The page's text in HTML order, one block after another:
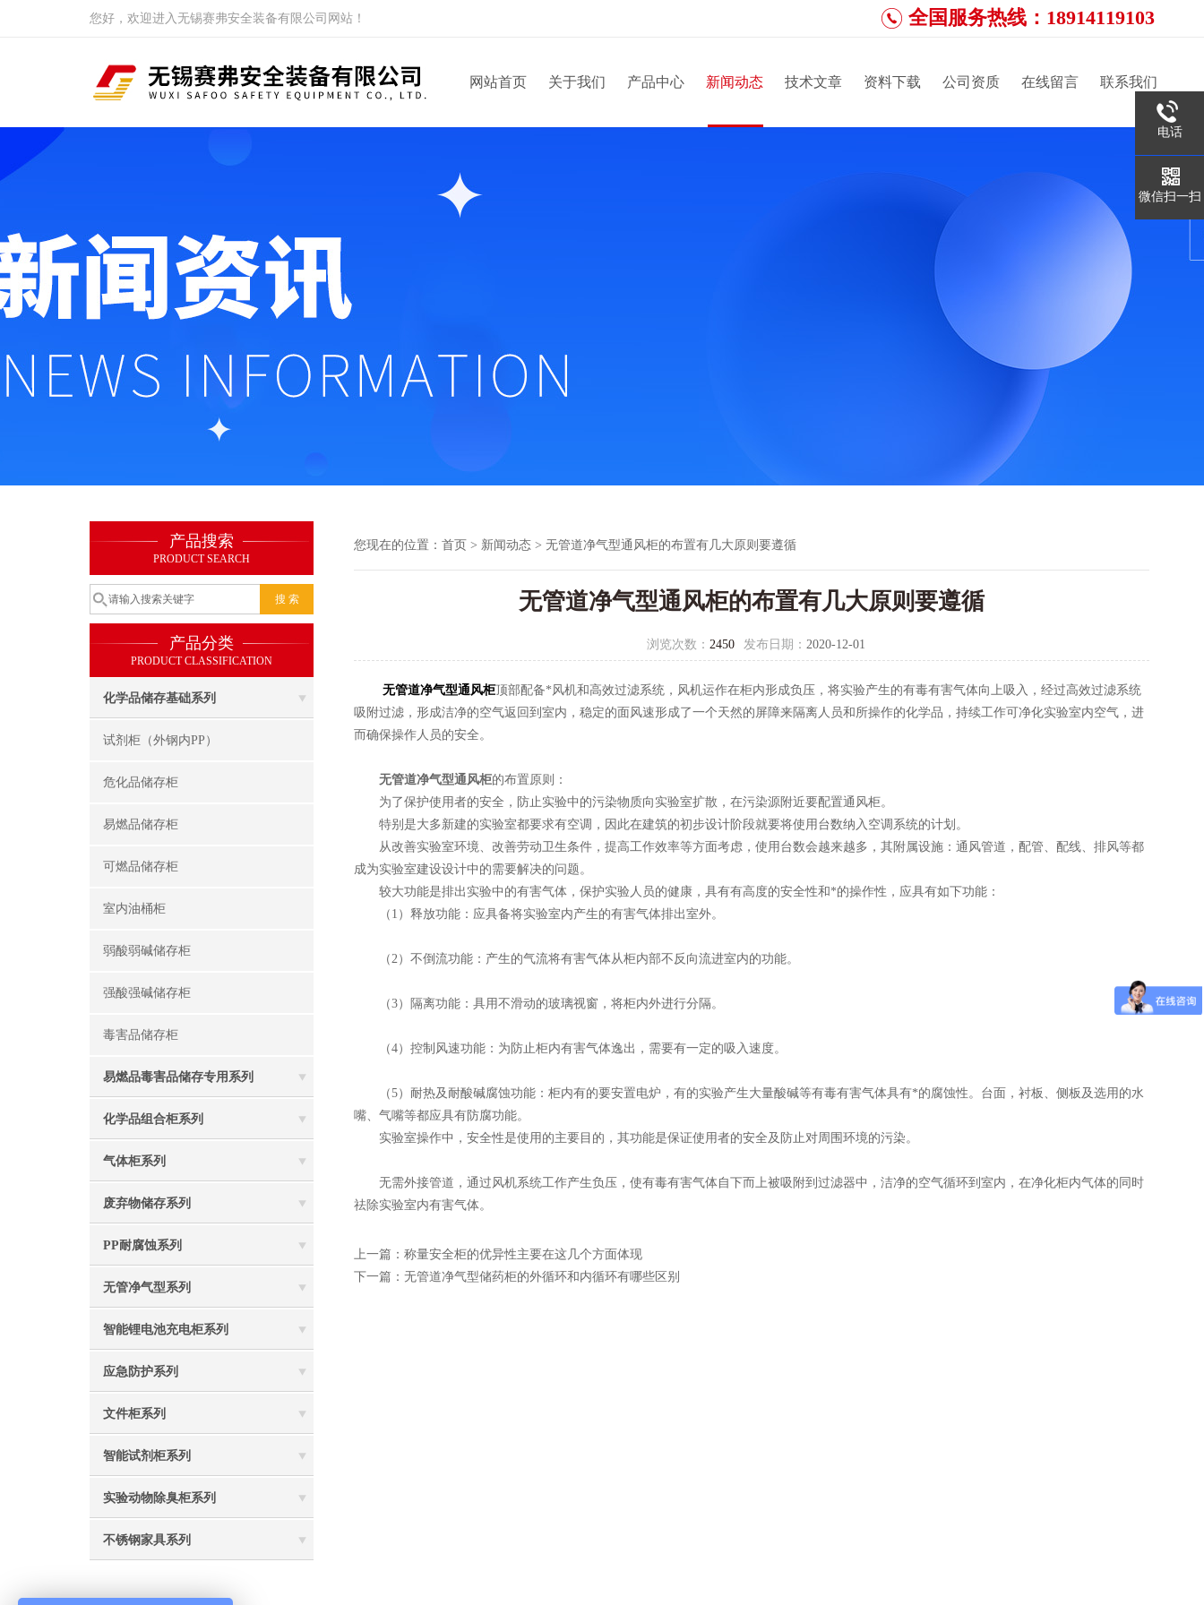
您好，欢迎进入无锡赛弗安全装备有限公司网站！ 全国服务热线：18914119103
网站首页 关于我们 产品中心 新闻动态 技术文章 资料下载 公司资质 在线留言 联系我们
产品搜索
PRODUCT SEARCH
产品分类
PRODUCT CLASSIFICATION
化学品储存基础系列
试剂柜（外钢内PP）
危化品储存柜
易燃品储存柜
可燃品储存柜
室内油桶柜
弱酸弱碱储存柜
强酸强碱储存柜
毒害品储存柜
易燃品毒害品储存专用系列
化学品组合柜系列
气体柜系列
废弃物储存系列
PP耐腐蚀系列
无管净气型系列
智能锂电池充电柜系列
应急防护系列
文件柜系列
智能试剂柜系列
实验动物除臭柜系列
不锈钢家具系列
您现在的位置： 首页 > 新闻动态 > 无管道净气型通风柜的布置有几大原则要遵循
无管道净气型通风柜的布置有几大原则要遵循
浏览次数： 2450 发布日期： 2020-12-01
无管道净气型通风柜顶部配备*风机和高效过滤系统，风机运作在柜内形成负压，将实验产生的有毒有害气体向上吸入，经过高效过滤系统
吸附过滤，形成洁净的空气返回到室内，稳定的面风速形成了一个天然的屏障来隔离人员和所操作的化学品，持续工作可净化实验室内空气，进
而确保操作人员的安全。
无管道净气型通风柜的布置原则：
为了保护使用者的安全，防止实验中的污染物质向实验室扩散，在污染源附近要配置通风柜。
特别是大多新建的实验室都要求有空调，因此在建筑的初步设计阶段就要将使用台数纳入空调系统的计划。
从改善实验室环境、改善劳动卫生条件，提高工作效率等方面考虑，使用台数会越来越多，其附属设施：通风管道，配管、配线、排风等都
成为实验室建设设计中的需要解决的问题。
较大功能是排出实验中的有害气体，保护实验人员的健康，具有有高度的安全性和*的操作性，应具有如下功能：
（1）释放功能：应具备将实验室内产生的有害气体排出室外。
（2）不倒流功能：产生的气流将有害气体从柜内部不反向流进室内的功能。
（3）隔离功能：具用不滑动的玻璃视窗，将柜内外进行分隔。
（4）控制风速功能：为防止柜内有害气体逸出，需要有一定的吸入速度。
（5）耐热及耐酸碱腐蚀功能：柜内有的要安置电炉，有的实验产生大量酸碱等有毒有害气体具有*的腐蚀性。台面，衬板、侧板及选用的水
嘴、气嘴等都应具有防腐功能。
实验室操作中，安全性是使用的主要目的，其功能是保证使用者的安全及防止对周围环境的污染。
无需外接管道，通过风机系统工作产生负压，使有毒有害气体自下而上被吸附到过滤器中，洁净的空气循环到室内，在净化柜内气体的同时
祛除实验室内有害气体。
上一篇： 称量安全柜的优异性主要在这几个方面体现
下一篇： 无管道净气型储药柜的外循环和内循环有哪些区别
电话
微信扫一扫